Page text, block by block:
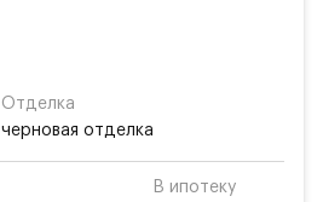
Отделка
черновая отделка
В ипотеку